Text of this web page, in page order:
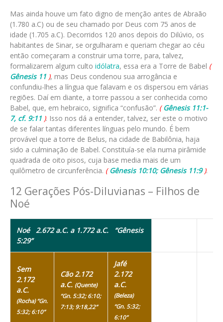
Mas ainda houve um fato digno de menção antes de Abraão
(1.780 a.C) ou de seu chamado por Deus com 75 anos de
idade (1.705 a.C). Decorridos 120 anos depois do Dilúvio, os
habitantes de Sinar, se orgulharam e queriam chegar ao céu
então começaram a construir uma torre, para, talvez,
formalizarem algum culto idólatra, essa era a Torre de Babel (
Gênesis 11 ), mas Deus condenou sua arrogância e
confundiu-lhes a língua que falavam e os dispersou em várias
regiões. Daí em diante, a torre passou a ser conhecida como
Babel, que, em hebraico, significa “confusão”. (Gênesis 11:1-
7, cf. 9:11 ). Isso nos dá a entender, talvez, ser este o motivo
de se falar tantas diferentes línguas pelo mundo. É bem
provável que a torre de Belus, na cidade de Babilônia, haja
sido a culminação de Babel. Constituía-se ela numa pirâmide
quadrada de oito pisos, cuja base media mais de um
quilômetro de circunferência. (Gênesis 10:10; Gênesis 11:9).
12 Gerações Pós-Diluvianas – Filhos de
Noé
Noé 2.672 a.C. a 1.772 a.C.
“Gênesis
5:29”
Sem
2.172
a.C.
(Rocha) “Gn.
5:32; 6:10”
Cão 2.172
a.C. (Quente)
“Gn. 5:32; 6:10;
7:13; 9:18,22”
Jafé
2.172
a.C.
(Beleza)
“Gn. 5:32;
6:10”